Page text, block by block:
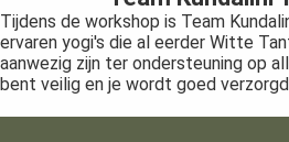
Tijdens de workshop is Team
ervaren yogi's die al eerder Witte
aanwezig zijn ter ondersteuning op
bent veilig en je wordt goed